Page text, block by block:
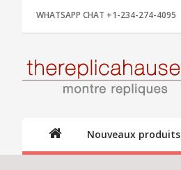
WHATSAPP CHAT +1-234-274-4095
Nouveaux produits